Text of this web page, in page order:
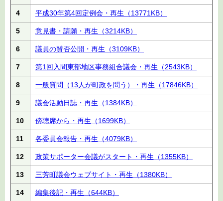
4 平成30年第4回定例会・再生 （13771KB）
5 意見書・請願・再生 （3214KB）
6 議員の賛否公開・再生 （3109KB）
7 第1回入間東部地区事務組合議会・再生 （2543KB）
8 一般質問（13人が町政を問う）・再生 （17846KB）
9 議会活動日誌・再生 （1384KB）
10 傍聴席から・再生 （1699KB）
11 各委員会報告・再生 （4079KB）
12 政策サポーター会議がスタート・再生 （1355KB）
13 三芳町議会ウェブサイト・再生 （1380KB）
14 編集後記・再生 （644KB）